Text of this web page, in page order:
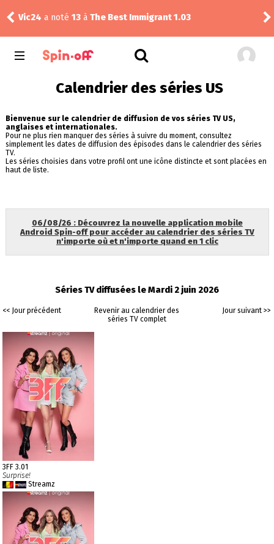
The Dudea noté 12à Silo 3.04
Calendrier des séries US
Bienvenue sur le calendrier de diffusion de vos séries TV US,
anglaises et internationales.
Pour ne plus rien manquer des séries à suivre du moment, consultez
simplement les dates de diffusion des épisodes dans le calendrier des séries
TV.
Les séries choisies dans votre profil ont une icône distincte et sont placées en
haut de liste.
06/08/26 : Découvrez la nouvelle application mobile
Android Spin-off pour accéder au calendrier des séries TV
n'importe où et n'importe quand en 1 clic
Séries TV diffusées le Mardi 2 juin 2026
<< Jour précédent
Revenir au calendrier des
séries TV complet
Jour suivant >>
3FF 3.01
Surprise!
Streamz